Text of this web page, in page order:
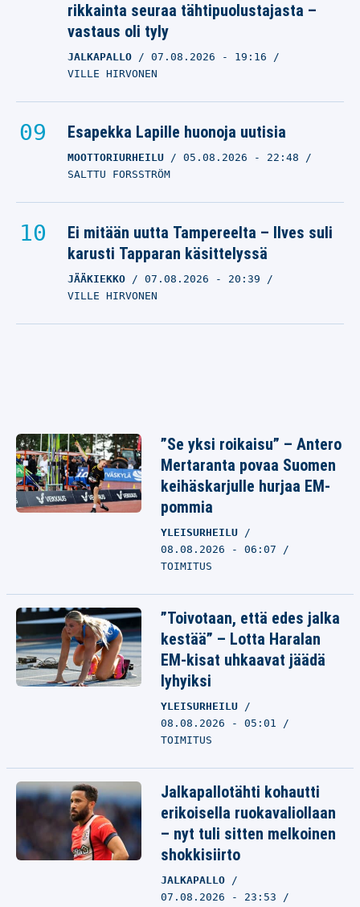
rikkainta seuraa tähtipuolustajasta –
vastaus oli tyly
JALKAPALLO 07.08.2026 - 19:16
VILLE HIRVONEN
Esapekka Lapille huonoja uutisia
MOOTTORIURHEILU 05.08.2026 - 22:48
SALTTU FORSSTRÖM
Ei mitään uutta Tampereelta – Ilves suli
karusti Tapparan käsittelyssä
JÄÄKIEKKO 07.08.2026 - 20:39
VILLE HIRVONEN
”Se yksi roikaisu” – Antero
Mertaranta povaa Suomen
keihäskarjulle hurjaa EM-
pommia
YLEISURHEILU
08.08.2026 - 06:07
TOIMITUS
”Toivotaan, että edes jalka
kestää” – Lotta Haralan
EM-kisat uhkaavat jäädä
lyhyiksi
YLEISURHEILU
08.08.2026 - 05:01
TOIMITUS
Jalkapallotähti kohautti
erikoisella ruokavaliollaan
– nyt tuli sitten melkoinen
shokkisiirto
JALKAPALLO
07.08.2026 - 23:53